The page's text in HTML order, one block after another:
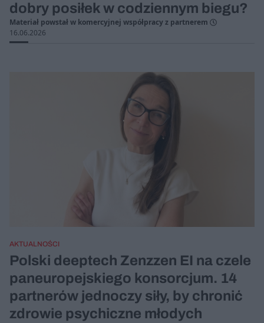
dobry posiłek w codziennym biegu?
Materiał powstał w komercyjnej współpracy z partnerem
16.06.2026
AKTUALNOŚCI
Polski deeptech Zenzzen EI na czele
paneuropejskiego konsorcjum. 14
partnerów jednoczy siły, by chronić
zdrowie psychiczne młodych